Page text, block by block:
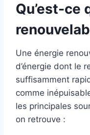
Qu’est-ce
Une énergie
d’énergie dont le
suffisamment
comme
les principales
on retrouve :